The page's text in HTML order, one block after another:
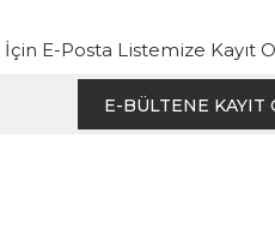
E-Posta Listemize Kayıt
E-BÜLTENE KAYIT